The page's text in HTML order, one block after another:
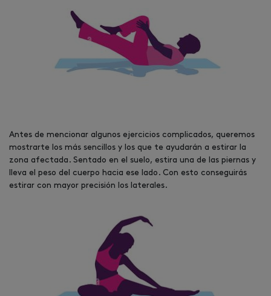
Antes de mencionar algunos ejercicios complicados, queremos
mostrarte los más sencillos y los que te ayudarán a estirar la
zona afectada. Sentado en el suelo, estira una de las piernas y
lleva el peso del cuerpo hacia ese lado. Con esto conseguirás
estirar con mayor precisión los laterales.